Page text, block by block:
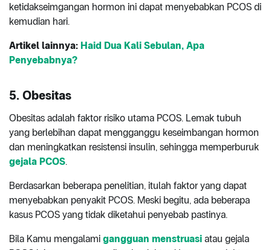
ketidakseimgangan hormon ini dapat menyebabkan PCOS di
kemudian hari.
Artikel lainnya: Haid Dua Kali Sebulan, Apa
Penyebabnya?
5. Obesitas
Obesitas adalah faktor risiko utama PCOS. Lemak tubuh
yang berlebihan dapat mengganggu keseimbangan hormon
dan meningkatkan resistensi insulin, sehingga memperburuk
gejala PCOS.
Berdasarkan beberapa penelitian, itulah faktor yang dapat
menyebabkan penyakit PCOS. Meski begitu, ada beberapa
kasus PCOS yang tidak diketahui penyebab pastinya.
Bila Kamu mengalami gangguan menstruasi atau gejala